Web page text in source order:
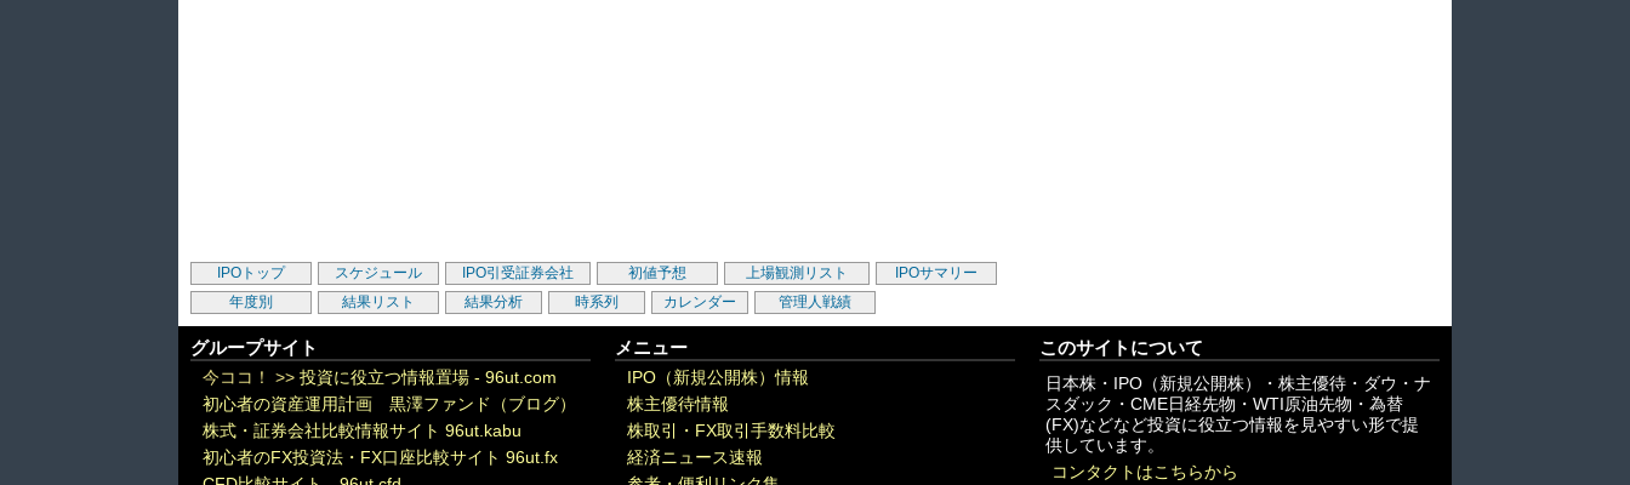
IPOトップ スケジュール IPO引受証券会社 初値予想 上場観測リスト
IPOサマリー
年度別
結果リスト 結果分析 時系列 カレンダー 管理人戦績
グループサイト
今ココ！ >> 投資に役立つ情報置場 - 96ut.com
初心者の資産運用計画 黒澤ファンド（ブログ）
株式・証券会社比較情報サイト 96ut.kabu
初心者のFX投資法・FX口座比較サイト 96ut.fx
メニュー
IPO（新規公開株）情報
株主優待情報
株取引・FX取引手数料比較
経済ニュース速報
このサイトについて
日本株・IPO（新規公開株）・株主優待・ダウ・ナ
スダック・CME日経先物・WTI原油先物・為替
(FX)などなど投資に役立つ情報を見やすい形で提
供しています。
コンタクトはこちらから